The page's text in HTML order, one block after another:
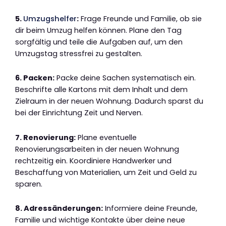
5. Umzugshelfer: Frage Freunde und Familie, ob sie
dir beim Umzug helfen können. Plane den Tag
sorgfältig und teile die Aufgaben auf, um den
Umzugstag stressfrei zu gestalten.
6. Packen: Packe deine Sachen systematisch ein.
Beschrifte alle Kartons mit dem Inhalt und dem
Zielraum in der neuen Wohnung. Dadurch sparst du
bei der Einrichtung Zeit und Nerven.
7. Renovierung: Plane eventuelle
Renovierungsarbeiten in der neuen Wohnung
rechtzeitig ein. Koordiniere Handwerker und
Beschaffung von Materialien, um Zeit und Geld zu
sparen.
8. Adressänderungen: Informiere deine Freunde,
Familie und wichtige Kontakte über deine neue